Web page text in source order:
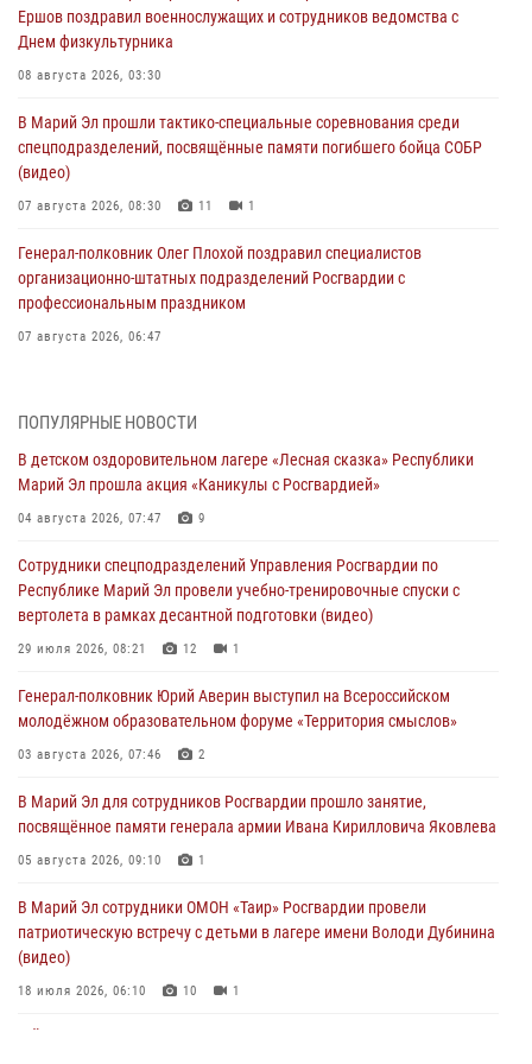
Ершов поздравил военнослужащих и сотрудников ведомства с
Днем физкультурника
08 августа 2026, 03:30
В Марий Эл прошли тактико-специальные соревнования среди
спецподразделений, посвящённые памяти погибшего бойца СОБР
(видео)
07 августа 2026, 08:30 11 1
Генерал-полковник Олег Плохой поздравил специалистов
организационно-штатных подразделений Росгвардии с
профессиональным праздником
07 августа 2026, 06:47
Всероссийском семинаре в Нижнем Новгороде (видео)
07 августа 2026, 06:25 8 1
Команда «Росгвардия» принимает участие в военно-спортивном
07 августа 2026, 05:43 10
Представитель вневедомственной охраны Управления Росгвардии
по Республике Марий Эл принял участие в учебно-методическом
06 августа 2026, 09:37 10
В Марий Эл сотрудники ЛРР Росгвардии за прошедший месяц
06 августа 2026, 08:00
В Марий Эл сотрудники вневедомственной охраны Росгвардии за
05 августа 2026, 09:44
ПОПУЛЯРНЫЕ НОВОСТИ
В детском оздоровительном лагере «Лесная сказка» Республики
Марий Эл прошла акция «Каникулы с Росгвардией»
04 августа 2026, 07:47 9
Сотрудники спецподразделений Управления Росгвардии по
Республике Марий Эл провели учебно-тренировочные спуски с
вертолета в рамках десантной подготовки (видео)
29 июля 2026, 08:21 12 1
Генерал-полковник Юрий Аверин выступил на Всероссийском
молодёжном образовательном форуме «Территория смыслов»
03 августа 2026, 07:46 2
В Марий Эл для сотрудников Росгвардии прошло занятие,
посвящённое памяти генерала армии Ивана Кирилловича Яковлева
05 августа 2026, 09:10 1
В Марий Эл сотрудники ОМОН «Таир» Росгвардии провели
патриотическую встречу с детьми в лагере имени Володи Дубинина
(видео)
18 июля 2026, 06:10 10 1